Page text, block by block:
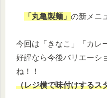
「丸亀製麺」 の新メニ
今回は「きなこ」「カレ
好評なら今後バリエーシ
ね！！
（レジ横で味付けするス